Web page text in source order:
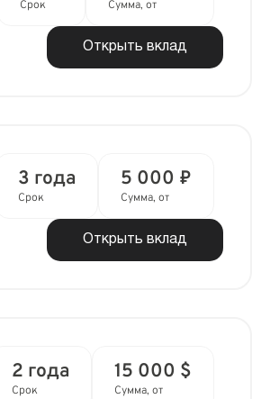
Срок Сумма, от
Открыть вклад
3 года
Срок
5 000 ₽
Сумма, от
Открыть вклад
2 года
Срок
15 000 $
Сумма, от